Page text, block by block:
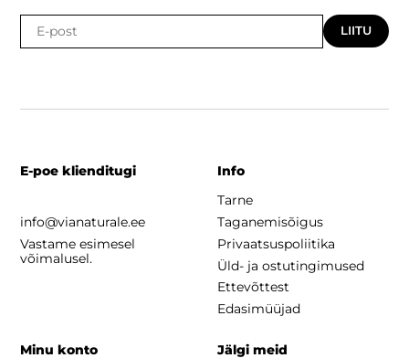
LIITU
E-poe klienditugi
info@vianaturale.ee
Vastame esimesel
võimalusel.
Info
Tarne
Taganemisõigus
Privaatsuspoliitika
Üld- ja ostutingimused
Ettevõttest
Edasimüüjad
Minu konto
Jälgi meid